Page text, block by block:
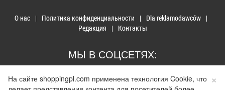
О нас Политика конфиденциальности
Dla reklamodawców
Редакция
Контакты
МЫ В СОЦСЕТЯХ:
×
На сайте shoppingpl.com применена технология Cookie, что